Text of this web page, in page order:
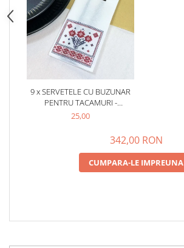
9 x SERVETELE CU BUZUNAR
PENTRU TACAMURI -
SOFTPOINT (MODEL
33 X 40 CM / 50 BUC
25,00
342,00 RON
CUMPARA-LE IMPREUNA